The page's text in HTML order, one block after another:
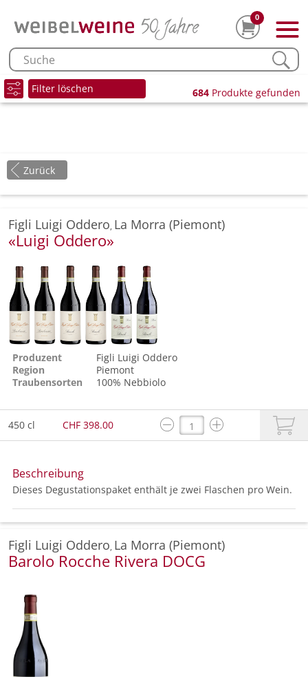
0
Filter löschen 684 Produkte gefunden
Zurück
Figli Luigi Oddero, La Morra (Piemont)
«Luigi Oddero»
Produzent
Figli Luigi Oddero
Region
Piemont
Traubensorten
100% Nebbiolo
450 cl CHF 398.00
Beschreibung
Dieses Degustationspaket enthält je zwei Flaschen pro Wein.
Figli Luigi Oddero, La Morra (Piemont)
Barolo Rocche Rivera DOCG